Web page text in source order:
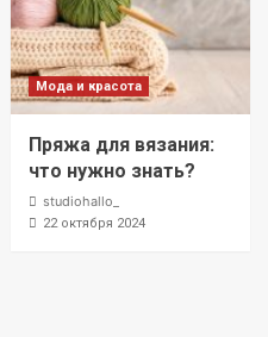
Мода и красота
Пряжа для вязания:
что нужно знать?
studiohallo_
22 октября 2024